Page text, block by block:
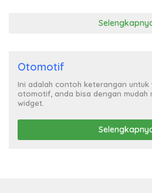
Otomotif
Ini adalah contoh keterangan
otomotif, anda bisa dengan mudah
widget.